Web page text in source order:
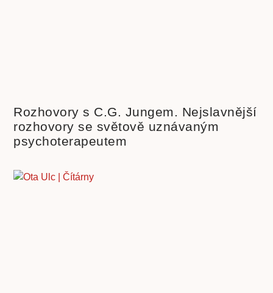
Rozhovory s C.G. Jungem. Nejslavnější
rozhovory se světově uznávaným
psychoterapeutem